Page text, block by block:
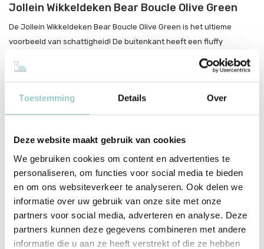
Toestemming Details Over
Deze website maakt gebruik van cookies
We gebruiken cookies om content en advertenties te
personaliseren, om functies voor social media te bieden
en om ons websiteverkeer te analyseren. Ook delen we
informatie over uw gebruik van onze site met onze
partners voor social media, adverteren en analyse. Deze
partners kunnen deze gegevens combineren met andere
informatie die u aan ze heeft verstrekt of die ze hebben
Jollein Wikkeldeken Bear Boucle Olive Green
De Jollein Wikkeldeken Bear Boucle Olive Green is het ultieme
voorbeeld van schattigheid! De buitenkant heeft een fluffy
vachtlook, terwijl de binnenkant heerlijk zacht aanvoelt. Wikkel je
baby in deze comfortabele omslagdoek en sluit hem met de
een berengezichtje maakt het geheel nóg liever!
eerste rit in de auto. Dankzij de openingen voor de
zitten. Geschikt voor Maxi Cosi en andere categorie 0 autostoeltjes
met drie- of vijfpuntsgordels. Verkrijgbaar in
diverse kleuren
Lazy Lama!
Onderweg met Jollein
Jollein biedt een uitgebreide collectie handige en stijlvolle